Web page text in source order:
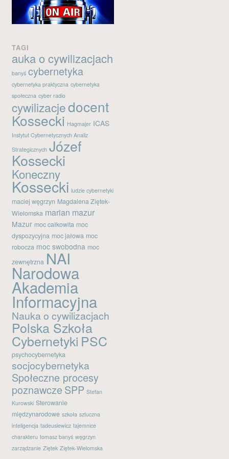
Kanał wpisów
Kanał komentarzy
TAGI
auka o cywilizacjach
banyś cybernetyka
cybernetyka praktyczna cybernetyka
społeczna cyber radio
cywilizacjedocent
Kossecki Hagmajer ICAS
Instytut Cybernetycznych Analiz
Strategicznych Józef
Kossecki
Koneczny
Kossecki ludzie cybernetyki
maciej węgrzyn Magdalena Ziętek-
Wielomska marian mazur
Mazur moc całkowita moc
dyspozycyjna moc jałowa moc
robocza moc swobodna moc
zewnętrzna NAI
Narodowa
Akademia
Informacyjna
Nauka o cywilizacjach
Polska Szkoła
Cybernetyki PSC
psychocybernetyka
socjocybernetyka
Społeczne procesy
poznawcze SPP Stefan
Kurowski Sterowanie
międzynarodowe szkoła sztuczna
inteligencja tadeusiewicz tajemnice
charakteru tomasz banyś węgrzyn
zarządzanie Ziętek Ziętek-Wielomska